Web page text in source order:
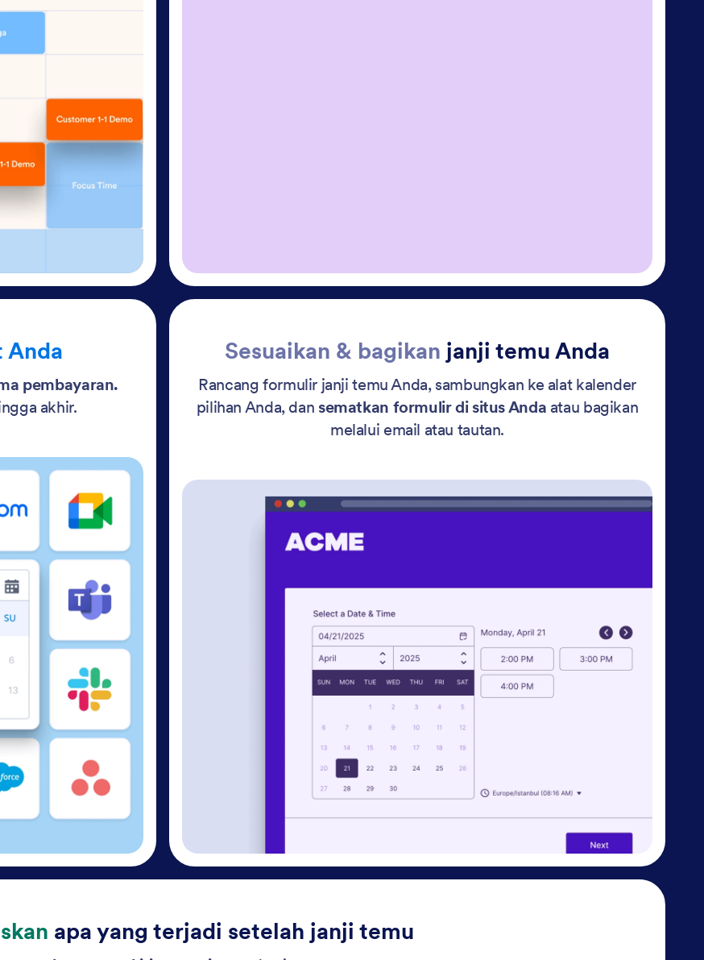
Anda
pembayaran.
akhir.
Sesuaikan & bagikan janji temu Anda
Rancang formulir janji temu Anda, sambungkan ke alat kalender
pilihan Anda, dan sematkan formulir di situs Anda atau bagikan
melalui email atau tautan.
apa yang terjadi setelah janji temu